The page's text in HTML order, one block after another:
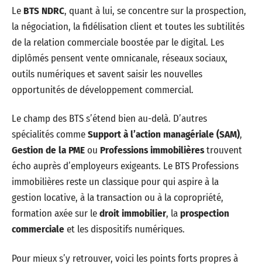
Le BTS NDRC, quant à lui, se concentre sur la prospection,
la négociation, la fidélisation client et toutes les subtilités
de la relation commerciale boostée par le digital. Les
diplômés pensent vente omnicanale, réseaux sociaux,
outils numériques et savent saisir les nouvelles
opportunités de développement commercial.
Le champ des BTS s’étend bien au-delà. D’autres
spécialités commeSupport à l’action managériale (SAM),
Gestion de la PMEou Professions immobilièrestrouvent
écho auprès d’employeurs exigeants. Le BTS Professions
immobilières reste un classique pour qui aspire à la
gestion locative, à la transaction ou à la copropriété,
formation axée sur ledroit immobilier, laprospection
commercialeet les dispositifs numériques.
Pour mieux s’y retrouver, voici les points forts propres à